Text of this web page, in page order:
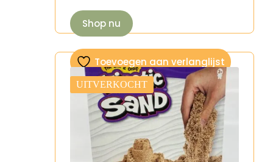
Shop nu
Toevoegen aan verlanglijst
UITVERKOCHT